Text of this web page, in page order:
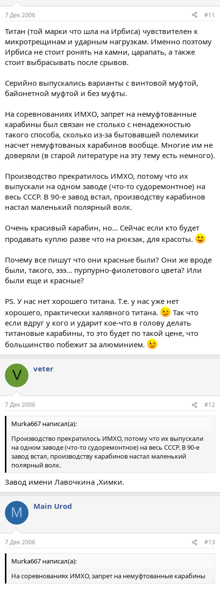
7 Дек 2006 #11
Титан (той марки что шла на Ирбиса) чувствителен к
микротрещинам и ударным нагрузкам. Именно поэтому
Ирбиса не стоит ронять на камни, царапать, а также
стоит выбрасывать после срывов.
Серийно выпускались варианты с винтовой муфтой,
байонетной муфтой и без муфты.
На соревнованиях ИМХО, запрет на немуфтованные
карабины был связан не столько с ненадежностью
такого способа, сколько из-за бытовавшей полемики
насчет немуфтованых карабинов вообще. Многие им не
доверяли (в старой литературе на эту тему есть немного).
Производство прекратилось ИМХО, потому что их
выпускали на одном заводе (что-то судоремонтное) на
весь СССР. В 90-е завод встал, производству карабинов
настал маленький полярный волк.
Очень красивый карабин, но… Сейчас если кто будет
продавать куплю разве что на рюкзак, для красоты.
Почему все пишут что они красные были? Они же вроде
были, такого, эээ… пурпурно-фиолетового цвета? Или
были еще и красные?
PS. У нас нет хорошего титана. Т.е. у нас уже нет
хорошего, практически халявного титана.
Так что
если вдруг у кого и ударит кое-что в голову делать
титановые карабины, то это будет по такой цене, что
большинство побежит за алюминием.
V veter
7 Дек 2006 #12
Murka667 написал(а):
Производство прекратилось ИМХО, потому что их выпускали
на одном заводе (что-то судоремонтное) на весь СССР. В 90-е
завод встал, производству карабинов настал маленький
полярный волк.
Завод имени Лавочкина ,Химки.
M Main Urod
7 Дек 2006 #13
Murka667 написал(а):
На соревнованиях ИМХО, запрет на немуфтованные карабины